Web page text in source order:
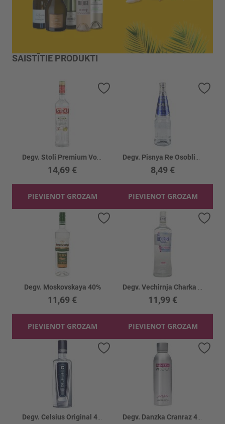
SAISTĪTIE PRODUKTI
14,69 €
PIEVIENOT GROZAM
Pievienot vēlmju sarakstam
8,49 €
PIEVIENOT GROZAM
Degv. Moskovskaya 40%
11,69 €
PIEVIENOT GROZAM
Pievienot vēlmju sarakstam
11,99 €
PIEVIENOT GROZAM